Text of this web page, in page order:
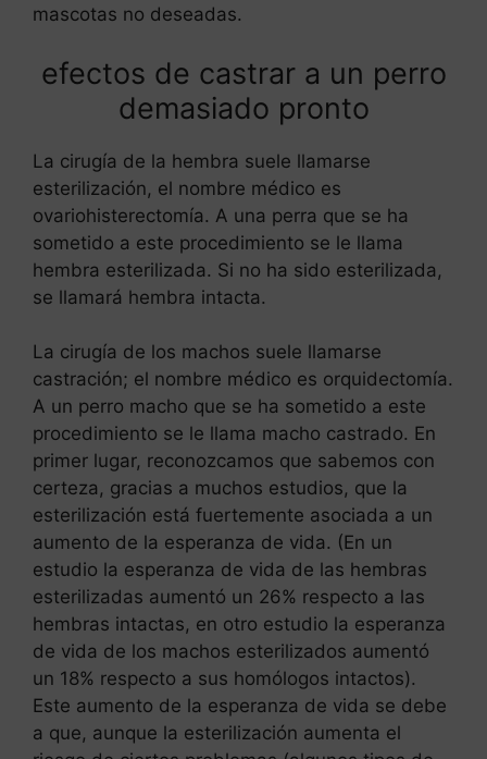
mascotas no deseadas.
efectos de castrar a un perro
demasiado pronto
La cirugía de la hembra suele llamarse
esterilización, el nombre médico es
ovariohisterectomía. A una perra que se ha
sometido a este procedimiento se le llama
hembra esterilizada. Si no ha sido esterilizada,
se llamará hembra intacta.
La cirugía de los machos suele llamarse
castración; el nombre médico es orquidectomía.
A un perro macho que se ha sometido a este
procedimiento se le llama macho castrado. En
primer lugar, reconozcamos que sabemos con
certeza, gracias a muchos estudios, que la
esterilización está fuertemente asociada a un
aumento de la esperanza de vida. (En un
estudio la esperanza de vida de las hembras
esterilizadas aumentó un 26% respecto a las
hembras intactas, en otro estudio la esperanza
de vida de los machos esterilizados aumentó
un 18% respecto a sus homólogos intactos).
Este aumento de la esperanza de vida se debe
a que, aunque la esterilización aumenta el